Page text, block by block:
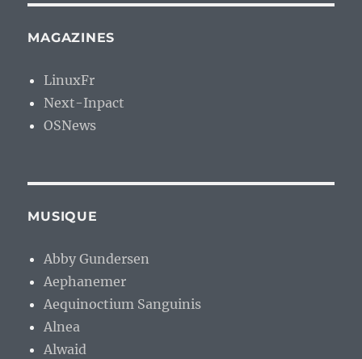
MAGAZINES
LinuxFr
Next-Inpact
OSNews
MUSIQUE
Abby Gundersen
Aephanemer
Aequinoctium Sanguinis
Alnea
Alwaid